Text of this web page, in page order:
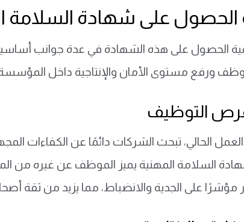
الحصول على شهادة السلامة
الحصول على هذه الشهادة في عدة جوانب
ورفع مستوى الأمان والإنتاجية داخل
التوظيف
الحالي، تبحث الشركات دائمًا عن الكفاءات
السلامة المهنية يميز الموظف عن غيره من
مؤشرًا على الجدية والانضباط، مما يزيد من ثقة